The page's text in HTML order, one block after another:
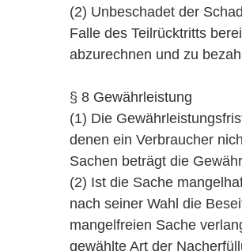
(2) Unbeschadet der
Falle des Teilrücktritts
abzurechnen und zu
§ 8 Gewährleistung
(1) Die
denen ein Verbraucher
Sachen beträgt die
(2) Ist die Sache
nach seiner Wahl die
mangelfreien Sache
gewählte Art der